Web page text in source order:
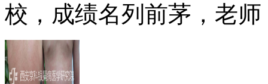
校，成绩名列前茅，老师